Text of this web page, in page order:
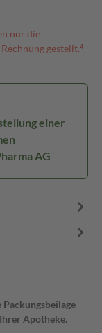
nur die
gestellt.⁴
einer
AG
Apotheke.